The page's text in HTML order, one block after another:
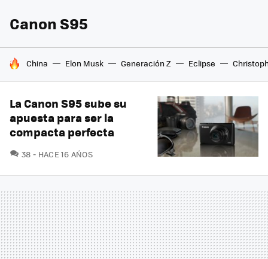
Canon S95
HOY SE HABLA DE
China Elon Musk Generación Z Eclipse
La Canon S95 sube su
apuesta para ser la
compacta perfecta
38 COMENTARIOS
HACE 16 AÑOS